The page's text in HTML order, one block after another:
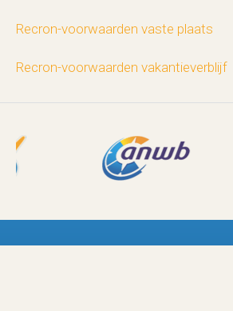
Recron-voorwaarden vaste plaats
Recron-voorwaarden vakantieverblijf